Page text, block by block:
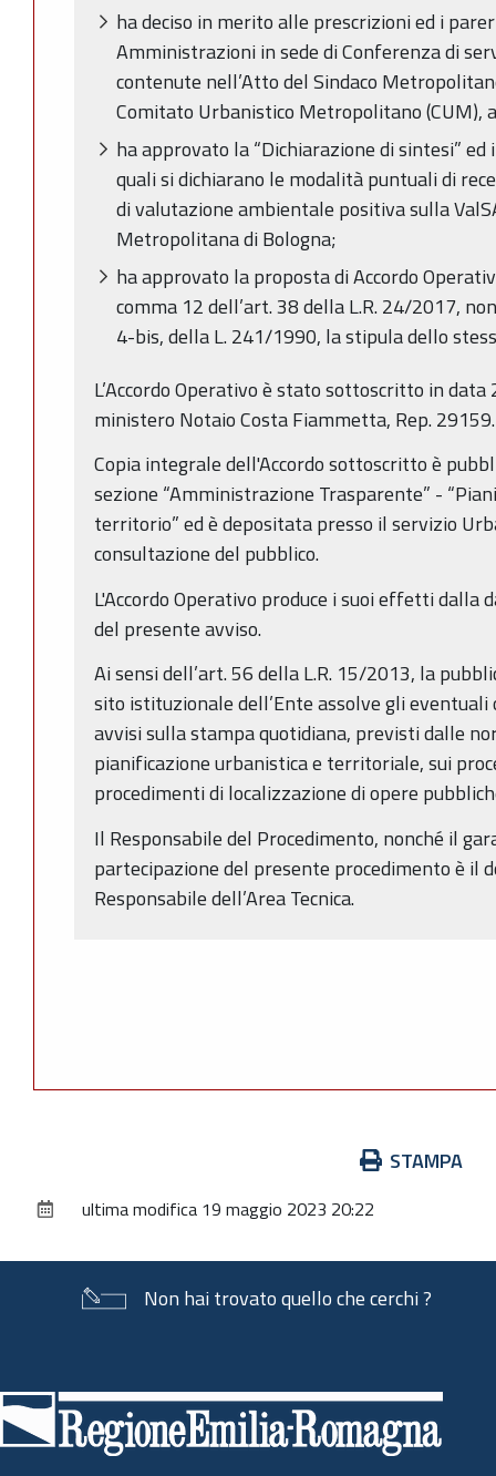
ha deciso in merito alle prescrizioni ed i
Amministrazioni in sede di Conferenza di
contenute nell’Atto del Sindaco
Comitato Urbanistico Metropolitano (CUM),
ha approvato la “Dichiarazione di sintesi”
quali si dichiarano le modalità puntuali di
di valutazione ambientale positiva sulla
Metropolitana di Bologna;
ha approvato la proposta di Accordo
comma 12 dell’art. 38 della L.R. 24/2017,
4-bis, della L. 241/1990, la stipula dello
L’Accordo Operativo è stato sottoscritto in
ministero Notaio Costa Fiammetta, Rep. 29159.
Copia integrale dell'Accordo sottoscritto è
sezione “Amministrazione Trasparente” -
territorio” ed è depositata presso il servizio
consultazione del pubblico.
L'Accordo Operativo produce i suoi effetti dalla
del presente avviso.
Ai sensi dell’art. 56 della L.R. 15/2013, la
sito istituzionale dell’Ente assolve gli
avvisi sulla stampa quotidiana, previsti dalle
pianificazione urbanistica e territoriale, sui
procedimenti di localizzazione di opere
Il Responsabile del Procedimento, nonché il
partecipazione del presente procedimento è il
Responsabile dell’Area Tecnica.
documento
STAMPA
ultima modifica 19 maggio 2023 20:22
Non hai trovato quello che cerchi ?
di
pagina